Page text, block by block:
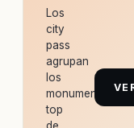
Los
city
pass
agrupan
los
monumentos
top